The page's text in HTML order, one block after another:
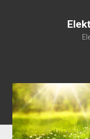
Instagram
Reels